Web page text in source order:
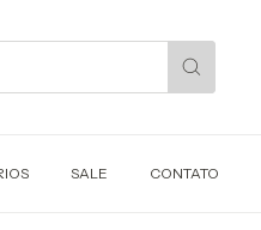
SALE CONTATO